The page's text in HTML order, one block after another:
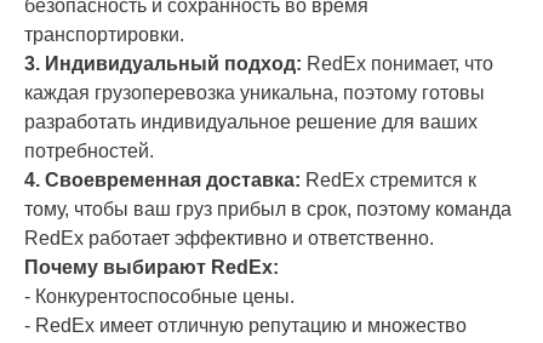
безопасность и сохранность во время
транспортировки.
3. Индивидуальный подход: RedEx понимает, что
каждая грузоперевозка уникальна, поэтому готовы
разработать индивидуальное решение для ваших
потребностей.
4. Своевременная доставка: RedEx стремится к
тому, чтобы ваш груз прибыл в срок, поэтому команда
RedEx работает эффективно и ответственно.
Почему выбирают RedEx:
- Конкурентоспособные цены.
- RedEx имеет отличную репутацию и множество